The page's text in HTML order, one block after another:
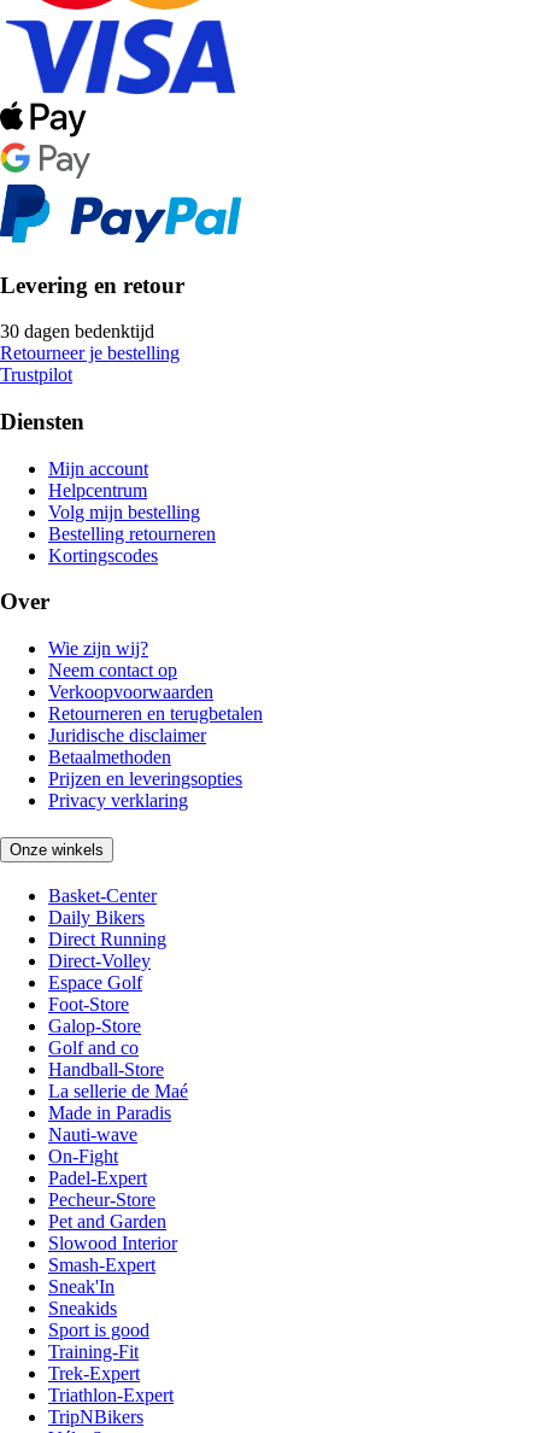
Levering en retour
30 dagen bedenktijd
Retourneer je bestelling
Trustpilot
Diensten
Mijn account
Helpcentrum
Volg mijn bestelling
Bestelling retourneren
Kortingscodes
Over
Wie zijn wij?
Neem contact op
Verkoopvoorwaarden
Retourneren en terugbetalen
Juridische disclaimer
Betaalmethoden
Prijzen en leveringsopties
Privacy verklaring
Onze winkels
Basket-Center
Daily Bikers
Direct Running
Direct-Volley
Espace Golf
Foot-Store
Galop-Store
Golf and co
Handball-Store
La sellerie de Maé
Made in Paradis
Nauti-wave
On-Fight
Padel-Expert
Pecheur-Store
Pet and Garden
Slowood Interior
Smash-Expert
Sneak'In
Sneakids
Sport is good
Training-Fit
Trek-Expert
Triathlon-Expert
TripNBikers